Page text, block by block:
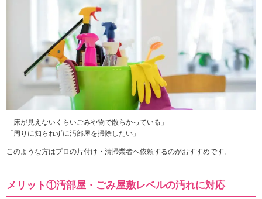
「床が見えないくらいごみや物で散らかっている」
「周りに知られずに汚部屋を掃除したい」
このような方はプロの片付け・清掃業者へ依頼するのがおすすめです。
メリット①汚部屋・ごみ屋敷レベルの汚れに対応